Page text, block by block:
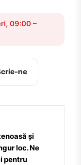
09:00 –
ne
și
loc. Ne
pentru